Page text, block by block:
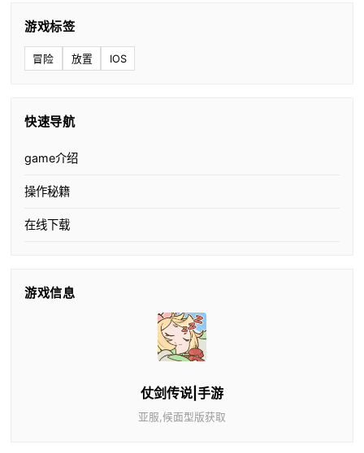
游戏标签
冒险 放置 IOS
快速导航
game介绍
操作秘籍
在线下载
游戏信息
仗剑传说|手游
亚服,候面型版获取